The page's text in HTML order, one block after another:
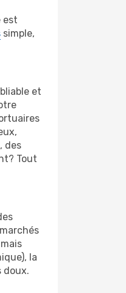
est
simple,
et
des
Tout
la
doux.